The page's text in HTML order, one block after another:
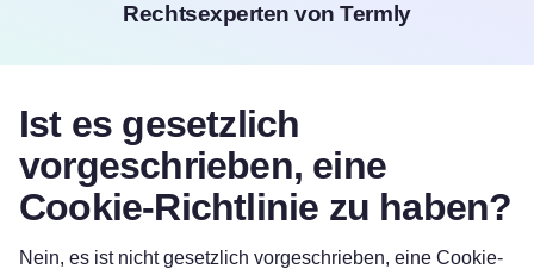
Rechtsexperten von Termly
Ist es gesetzlich
vorgeschrieben, eine
Cookie-Richtlinie zu haben?
Nein, es ist nicht gesetzlich vorgeschrieben, eine Cookie-